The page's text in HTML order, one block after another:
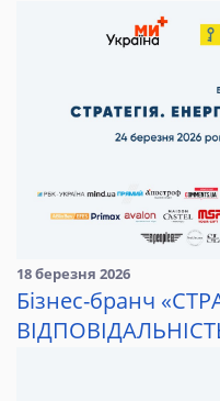
18 березня 2026
Бізнес-бранч